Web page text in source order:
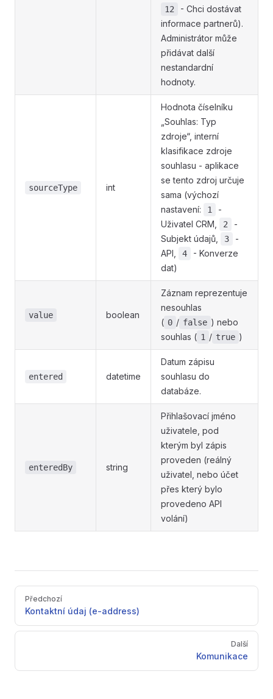
12
- Chci dostávat
informace partnerů).
Administrátor může
přidávat další
nestandardní
hodnoty.
sourceType int
Hodnota číselníku
„Souhlas: Typ
zdroje“, interní
klasifikace zdroje
souhlasu - aplikace
se tento zdroj určuje
sama (výchozí
nastavení:
1
-
Uživatel CRM,
2
-
Subjekt údajů,
3
-
API,
4
- Konverze
dat)
value boolean
Záznam reprezentuje
nesouhlas
( 0 / false ) nebo
souhlas ( 1 / true )
entered datetime
Datum zápisu
souhlasu do
databáze.
enteredBy string
Přihlašovací jméno
uživatele, pod
kterým byl zápis
proveden (reálný
uživatel, nebo účet
přes který bylo
provedeno API
volání)
Pager
Předchozí
Kontaktní údaj (e-address)
Další
Komunikace